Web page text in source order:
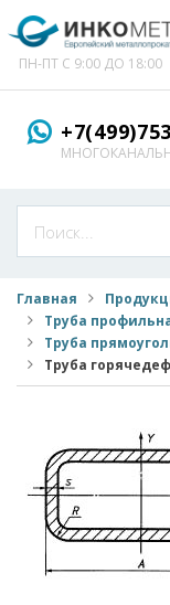
ПН-ПТ С 9:00 ДО 18:00
Главная
Труба
Труба
Труба